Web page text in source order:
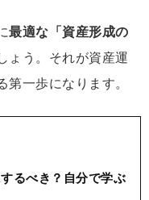
最適な「資産形成の
ょう。それが資産運
第一歩になります。
るべき？自分で学ぶ